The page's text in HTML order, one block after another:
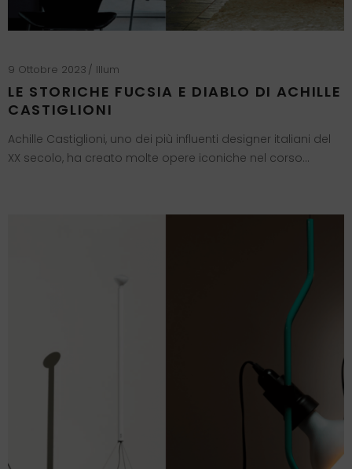
9 Ottobre 2023 Illum
LE STORICHE FUCSIA E DIABLO DI ACHILLE
CASTIGLIONI
Achille Castiglioni, uno dei più influenti designer italiani del
XX secolo, ha creato molte opere iconiche nel corso…